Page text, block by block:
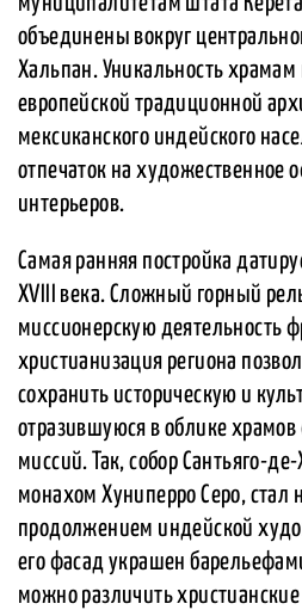
объединены вокруг
Хальпан. Уникальность храмам
европейской традиционной
мексиканского индейского
отпечаток на художественное
интерьеров.
Самая ранняя постройка
XVIII века. Сложный горный
миссионерскую деятельность
христианизация региона
сохранить историческую и
отразившуюся в облике
миссий. Так, собор Сантьяго-
монахом Хуниперро Серо, стал
продолжением индейской
его фасад украшен
можно различить